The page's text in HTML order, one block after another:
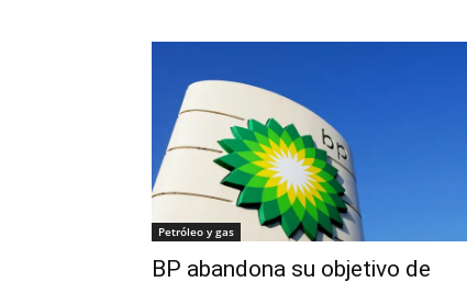
Petróleo y gas
BP abandona su objetivo de